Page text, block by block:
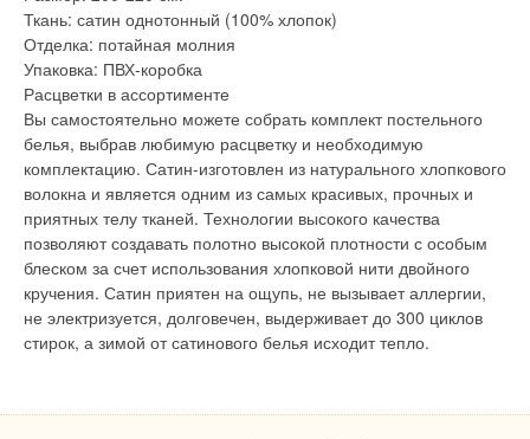
Ткань: сатин однотонный (100% хлопок)
Отделка: потайная молния
Упаковка: ПВХ-коробка
Расцветки в ассортименте
Вы самостоятельно можете собрать комплект постельного
белья, выбрав любимую расцветку и необходимую
комплектацию. Сатин-изготовлен из натурального хлопкового
волокна и является одним из самых красивых, прочных и
приятных телу тканей. Технологии высокого качества
позволяют создавать полотно высокой плотности с особым
блеском за счет использования хлопковой нити двойного
кручения. Сатин приятен на ощупь, не вызывает аллергии,
не электризуется, долговечен, выдерживает до 300 циклов
стирок, а зимой от сатинового белья исходит тепло.